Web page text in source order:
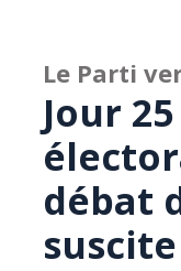
Le Parti
Jour
débat